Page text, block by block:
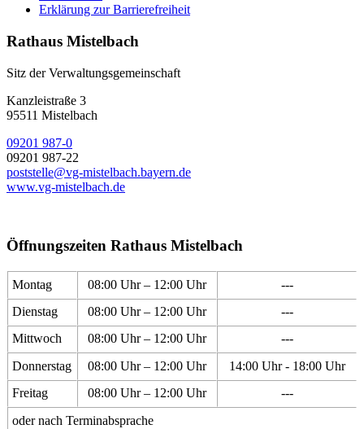
Erklärung zur Barrierefreiheit
Rathaus Mistelbach
Sitz der Verwaltungsgemeinschaft
Kanzleistraße 3
95511 Mistelbach
09201 987-0
09201 987-22
poststelle@vg-mistelbach.bayern.de
www.vg-mistelbach.de
Öffnungszeiten Rathaus Mistelbach
Montag 08:00 Uhr – 12:00 Uhr
---
Dienstag
08:00 Uhr – 12:00 Uhr
---
Mittwoch
08:00 Uhr – 12:00 Uhr
---
Donnerstag
08:00 Uhr – 12:00 Uhr
14:00 Uhr - 18:00 Uhr
Freitag
08:00 Uhr – 12:00 Uhr
---
oder nach Terminabsprache